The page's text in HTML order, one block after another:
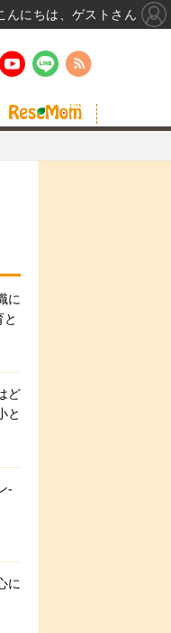
に
ど
と
‐
に
んにちは、ゲストさん